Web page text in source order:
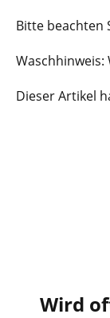
Bitte beachten
Waschhinweis:
Dieser Artikel
Wird